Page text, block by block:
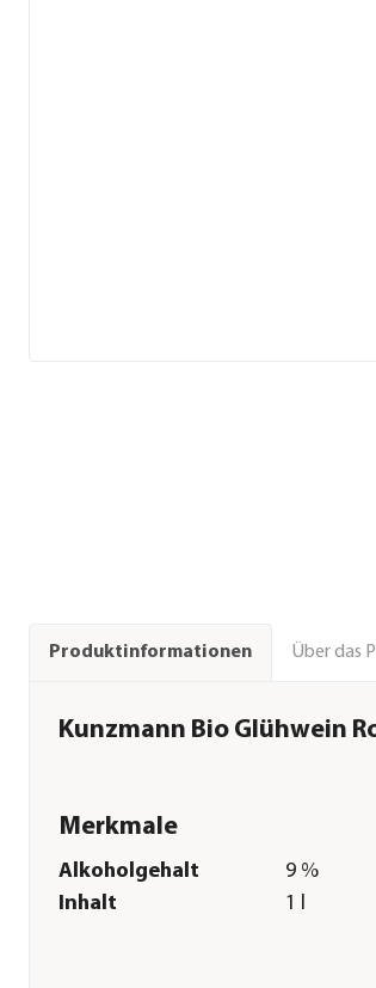
Produktinformationen Über das
Kunzmann Bio Glühwein
Merkmale
Alkoholgehalt
9 %
Inhalt
1 l